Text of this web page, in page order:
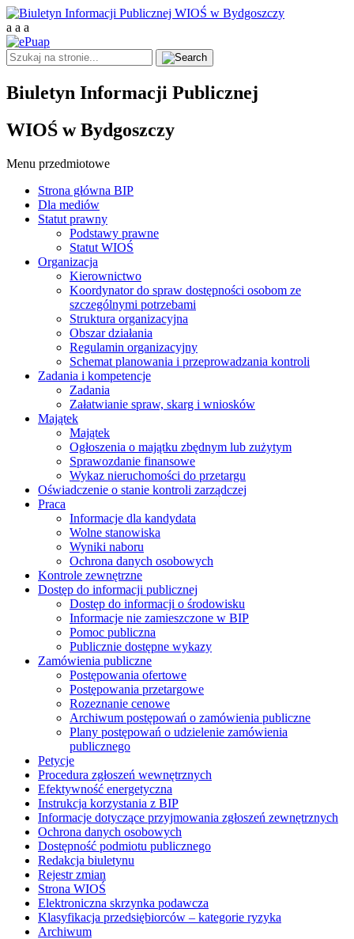
a a a
Biuletyn Informacji Publicznej
WIOŚ w Bydgoszczy
Menu przedmiotowe
Strona główna BIP
Dla mediów
Statut prawny
Podstawy prawne
Statut WIOŚ
Organizacja
Kierownictwo
Koordynator do spraw dostępności osobom ze
szczególnymi potrzebami
Struktura organizacyjna
Obszar działania
Regulamin organizacyjny
Schemat planowania i przeprowadzania kontroli
Zadania i kompetencje
Zadania
Załatwianie spraw, skarg i wniosków
Majątek
Majątek
Ogłoszenia o majątku zbędnym lub zużytym
Sprawozdanie finansowe
Wykaz nieruchomości do przetargu
Oświadczenie o stanie kontroli zarządczej
Praca
Informacje dla kandydata
Wolne stanowiska
Wyniki naboru
Ochrona danych osobowych
Kontrole zewnętrzne
Dostęp do informacji publicznej
Dostęp do informacji o środowisku
Informacje nie zamieszczone w BIP
Pomoc publiczna
Publicznie dostępne wykazy
Zamówienia publiczne
Postępowania ofertowe
Postępowania przetargowe
Rozeznanie cenowe
Archiwum postępowań o zamówienia publiczne
Plany postępowań o udzielenie zamówienia
publicznego
Petycje
Procedura zgłoszeń wewnętrznych
Efektywność energetyczna
Instrukcja korzystania z BIP
Informacje dotyczące przyjmowania zgłoszeń zewnętrznych
Ochrona danych osobowych
Dostępność podmiotu publicznego
Redakcja biuletynu
Rejestr zmian
Strona WIOŚ
Elektroniczna skrzynka podawcza
Klasyfikacja przedsiębiorców – kategorie ryzyka
Archiwum